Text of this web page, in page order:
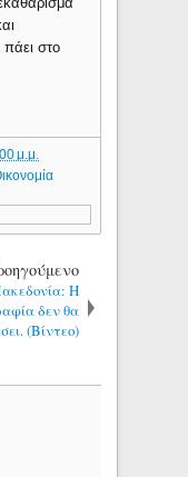
στο
μ.μ.
Η
δεν θα
(Βίντεο)